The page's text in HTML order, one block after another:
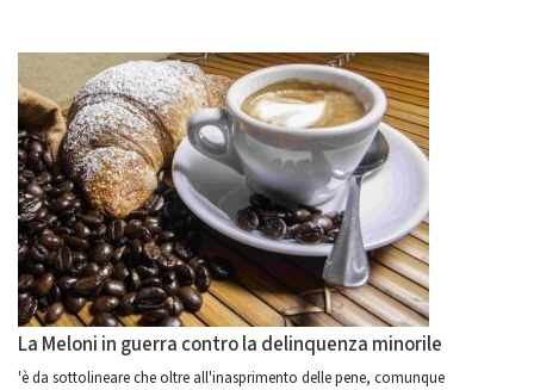
La Meloni in guerra contro la delinquenza minorile
'è da sottolineare che oltre all'inasprimento delle pene, comunque